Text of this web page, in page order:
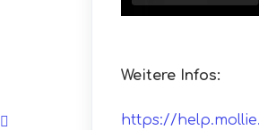
Weitere Infos:
https://